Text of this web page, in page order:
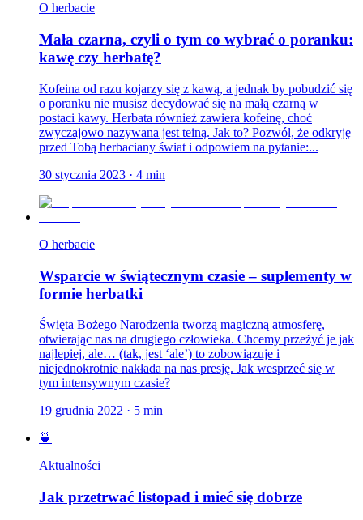
O herbacie
Mała czarna, czyli o tym co wybrać o poranku:
kawę czy herbatę?
Kofeina od razu kojarzy się z kawą, a jednak by pobudzić się
o poranku nie musisz decydować się na małą czarną w
postaci kawy. Herbata również zawiera kofeinę, choć
zwyczajowo nazywana jest teiną. Jak to? Pozwól, że odkryję
przed Tobą herbaciany świat i odpowiem na pytanie:...
30 stycznia 2023 · 4 min
O herbacie
Wsparcie w świątecznym czasie – suplementy w
formie herbatki
Święta Bożego Narodzenia tworzą magiczną atmosferę,
otwierając nas na drugiego człowieka. Chcemy przeżyć je jak
najlepiej, ale… (tak, jest ‘ale’) to zobowiązuje i
niejednokrotnie nakłada na nas presję. Jak wesprzeć się w
tym intensywnym czasie?
19 grudnia 2022 · 5 min
🍵
Aktualności
Jak przetrwać listopad i mieć się dobrze